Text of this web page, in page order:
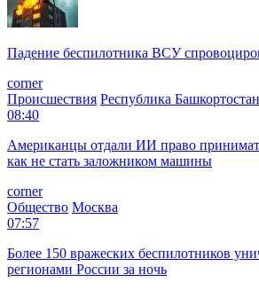
Падение беспилотника ВСУ
corner
Происшествия Республика Башкортостан
08:40
Американцы отдали ИИ право
как не стать заложником машины
corner
Общество Москва
07:57
Более 150 вражеских беспилотников
регионами России за ночь